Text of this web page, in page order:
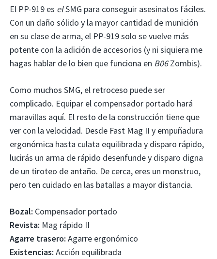
El PP-919 es elSMG para conseguir asesinatos fáciles.
Con un daño sólido y la mayor cantidad de munición
en su clase de arma, el PP-919 solo se vuelve más
potente con la adición de accesorios (y ni siquiera me
hagas hablar de lo bien que funciona en B06Zombis).
Como muchos SMG, el retroceso puede ser
complicado. Equipar el compensador portado hará
maravillas aquí. El resto de la construcción tiene que
ver con la velocidad. Desde Fast Mag II y empuñadura
ergonómica hasta culata equilibrada y disparo rápido,
lucirás un arma de rápido desenfunde y disparo digna
de un tiroteo de antaño. De cerca, eres un monstruo,
pero ten cuidado en las batallas a mayor distancia.
Bozal: Compensador portado
Revista: Mag rápido II
Agarre trasero: Agarre ergonómico
Existencias: Acción equilibrada